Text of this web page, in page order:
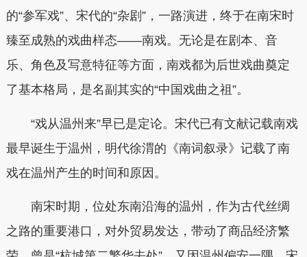
的“参军戏”、宋代的“杂剧”，一路演进，终于在南宋时
臻至成熟的戏曲样态——南戏。无论是在剧本、音
乐、角色及写意特征等方面，南戏都为后世戏曲奠定
了基本格局，是名副其实的“中国戏曲之祖”。
“戏从温州来”早已是定论。宋代已有文献记载南戏
最早诞生于温州，明代徐渭的《南词叙录》记载了南
戏在温州产生的时间和原因。
南宋时期，位处东南沿海的温州，作为古代丝绸
之路的重要港口，对外贸易发达，带动了商品经济繁